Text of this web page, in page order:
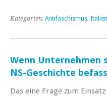
Kategorien: Antifaschismus,
Wenn Unternehmen
NS-Geschichte
Das eine Frage zum